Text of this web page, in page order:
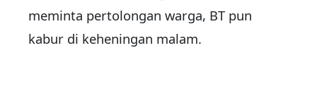
meminta pertolongan warga, BT pun
kabur di keheningan malam.